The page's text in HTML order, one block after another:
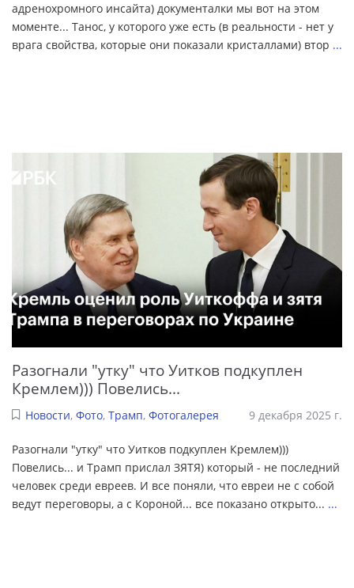
адренохромного инсайта) документалки мы вот на этом
моменте... Танос, у которого уже есть (в реальности - нет у
врага свойства, которые они показали кристаллами) втор ...
Разогнали "утку" что Уитков подкуплен
Кремлем))) Повелись...
Новости, Фото, Трамп, Фотогалерея 9 декабря 2025 г.
Разогнали "утку" что Уитков подкуплен Кремлем)))
Повелись... и Трамп прислал ЗЯТЯ) который - не последний
человек среди евреев. И все поняли, что евреи не с собой
ведут переговоры, а с Короной... все показано открыто... ...